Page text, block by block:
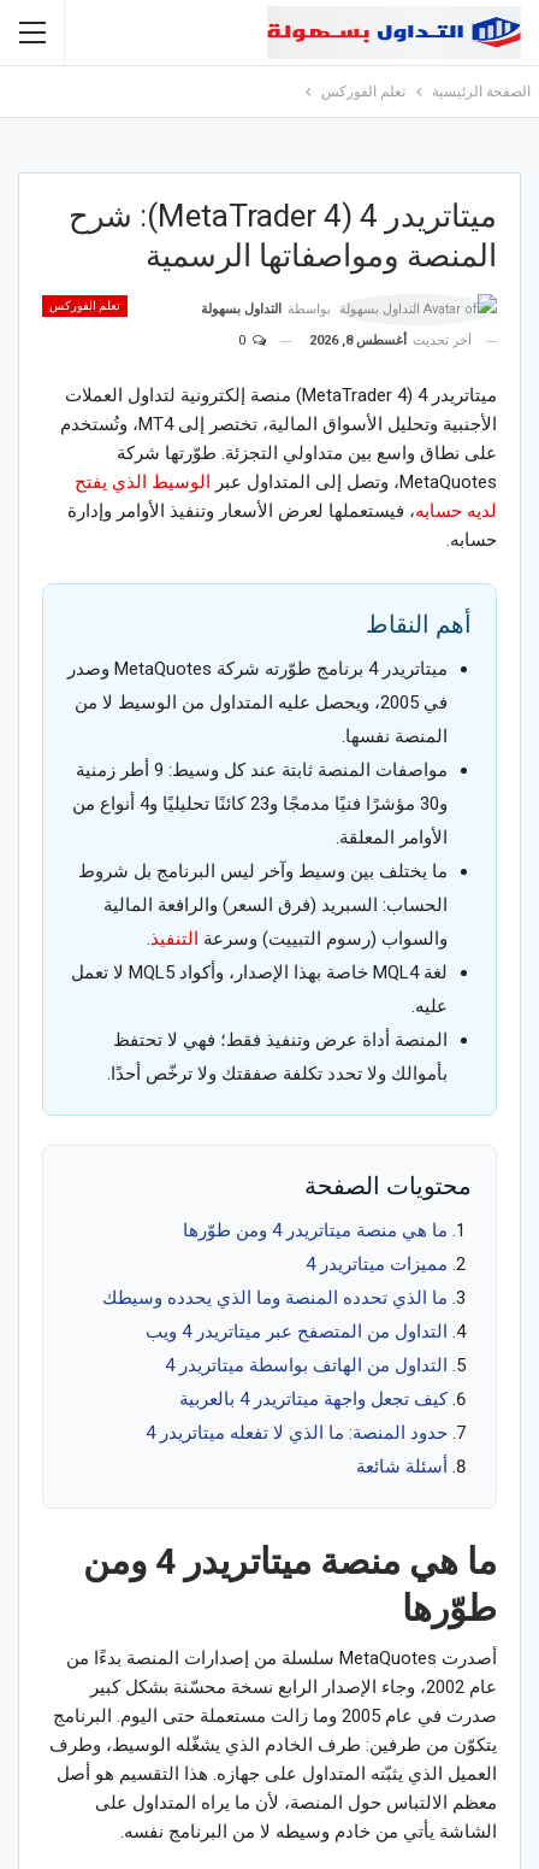
الصفحة الرئيسية تعلم الفوركس
ميتاتريدر 4 (MetaTrader 4): شرح
المنصة ومواصفاتها الرسمية
تعلم الفوركس بواسطة
التداول بسهولة
آخر تحديث
أغسطس 8, 2026
ميتاتريدر 4 (MetaTrader 4) منصة إلكترونية لتداول العملات
الأجنبية وتحليل الأسواق المالية، تختصر إلى MT4، وتُستخدم
على نطاق واسع بين متداولي التجزئة. طوّرتها شركة
MetaQuotes، وتصل إلى المتداول عبر
الوسيط الذي يفتح
لديه حسابه، فيستعملها لعرض الأسعار وتنفيذ الأوامر وإدارة
حسابه.
أهم النقاط
ميتاتريدر 4 برنامج طوّرته شركة MetaQuotes وصدر
في 2005، ويحصل عليه المتداول من الوسيط لا من
المنصة نفسها.
مواصفات المنصة ثابتة عند كل وسيط: 9 أطر زمنية
و30 مؤشرًا فنيًا مدمجًا و23 كائنًا تحليليًا و4 أنواع من
الأوامر المعلقة.
ما يختلف بين وسيط وآخر ليس البرنامج بل شروط
الحساب: السبريد (فرق السعر) والرافعة المالية
والسواب (رسوم التبييت) وسرعة التنفيذ.
لغة MQL4 خاصة بهذا الإصدار، وأكواد MQL5 لا تعمل
عليه.
المنصة أداة عرض وتنفيذ فقط؛ فهي لا تحتفظ
بأموالك ولا تحدد تكلفة صفقتك ولا ترخّص أحدًا.
محتويات الصفحة
ما هي منصة ميتاتريدر 4 ومن طوّرها
مميزات ميتاتريدر 4
ما الذي تحدده المنصة وما الذي يحدده وسيطك
التداول من المتصفح عبر ميتاتريدر 4 ويب
التداول من الهاتف بواسطة ميتاتريدر 4
كيف تجعل واجهة ميتاتريدر 4 بالعربية
حدود المنصة: ما الذي لا تفعله ميتاتريدر 4
أسئلة شائعة
ما هي منصة ميتاتريدر 4 ومن
طوّرها
أصدرت MetaQuotes سلسلة من إصدارات المنصة بدءًا من
عام 2002، وجاء الإصدار الرابع نسخة محسّنة بشكل كبير
صدرت في عام 2005 وما زالت مستعملة حتى اليوم. البرنامج
يتكوّن من طرفين: طرف الخادم الذي يشغّله الوسيط، وطرف
العميل الذي يثبّته المتداول على جهازه. هذا التقسيم هو أصل
معظم الالتباس حول المنصة، لأن ما يراه المتداول على
الشاشة يأتي من خادم وسيطه لا من البرنامج نفسه.